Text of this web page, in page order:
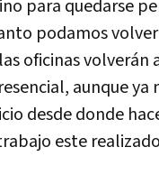
para quedarse
podamos
oficinas volverán
aunque ya
desde donde
este